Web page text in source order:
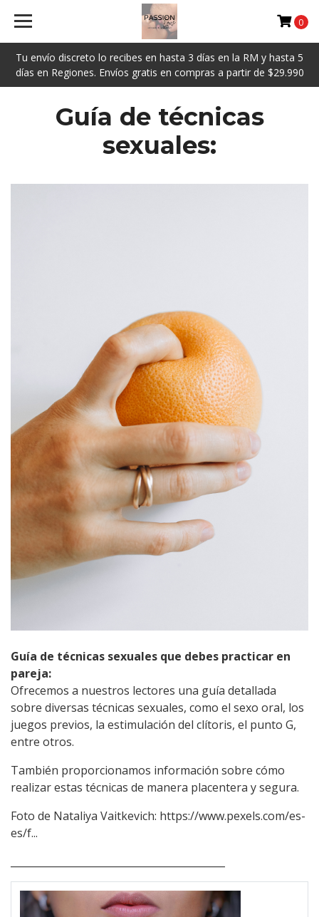
Tu envío discreto lo recibes en hasta 3 días en la RM y hasta 5
días en Regiones. Envíos gratis en compras a partir de $29.990
0
Guía de técnicas
sexuales:
Guía de técnicas sexuales que debes practicar en
pareja:
Ofrecemos a nuestros lectores una guía detallada
sobre diversas técnicas sexuales, como el sexo oral, los
juegos previos, la estimulación del clítoris, el punto G,
entre otros.
También proporcionamos información sobre cómo
realizar estas técnicas de manera placentera y segura.
Foto de Nataliya Vaitkevich: https://www.pexels.com/es-
es/f...